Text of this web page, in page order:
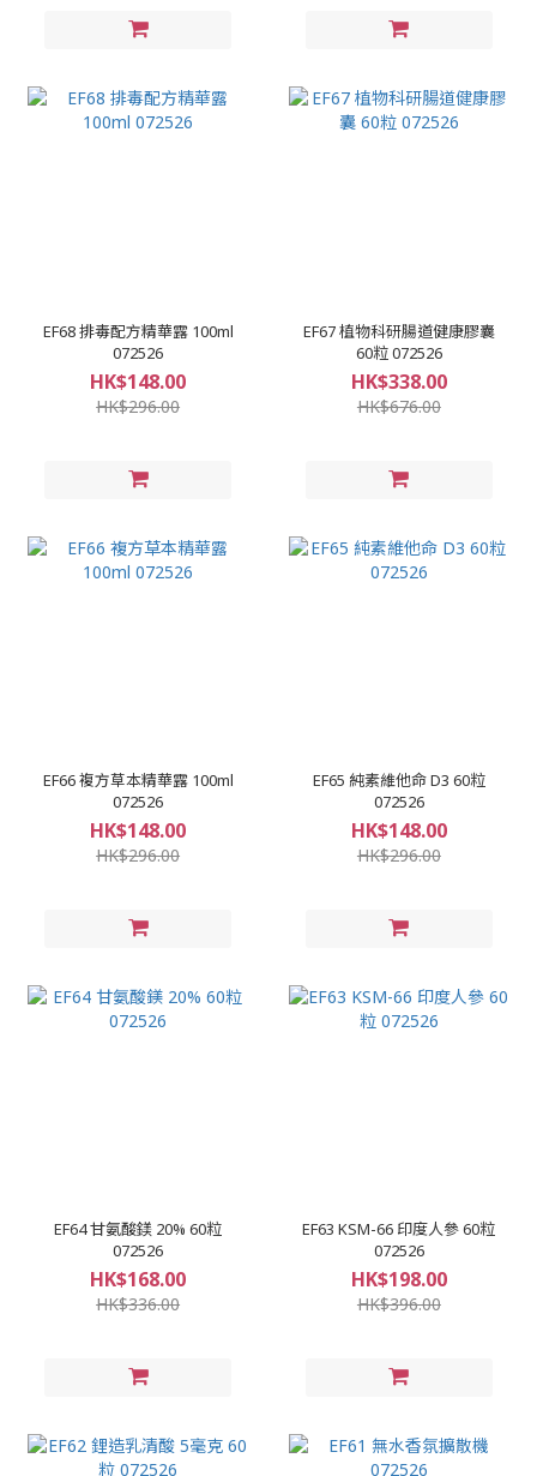
EF68 排毒配方精華露 100ml
072526
HK$148.00
HK$296.00
EF67 植物科研腸道健康膠囊
60粒 072526
HK$338.00
HK$676.00
EF66 複方草本精華露 100ml
072526
HK$148.00
HK$296.00
EF65 純素維他命 D3 60粒
072526
HK$148.00
HK$296.00
EF64 甘氨酸鎂 20% 60粒
072526
HK$168.00
HK$336.00
EF63 KSM-66 印度人參 60粒
072526
HK$198.00
HK$396.00